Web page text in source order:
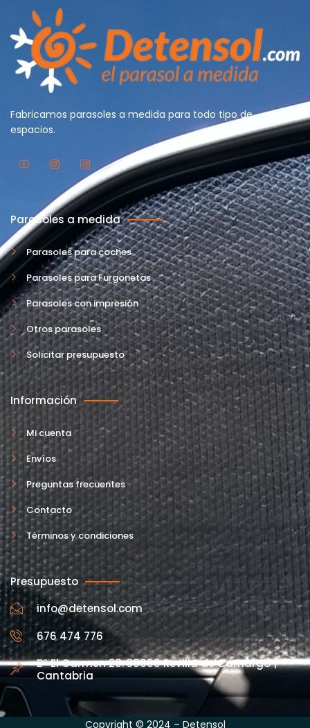
Fabricamos parasoles a medida para todo tipo de
espacios.
Parasoles a medida
Parasoles para coches
Parasoles para Furgonetas
Parasoles con impresión
Otros parasoles
Solicitar presupuesto
Información
Mi cuenta
Envíos
Preguntas frecuentes
Contacto
Términos y condiciones
Presupuesto
info@detensol.com
676 474 776
Bº El Carmen 28. 39600 Revilla de Camargo |
Cantabria
Copyright © 2024 – Detensol